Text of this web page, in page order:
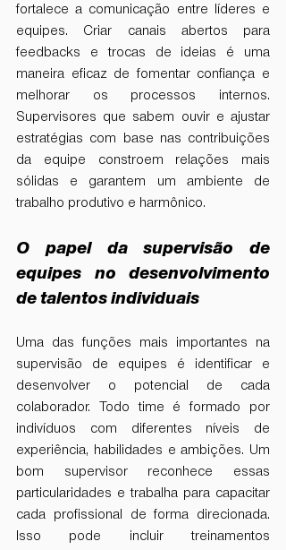
fortalece a comunicação entre líderes e
equipes. Criar canais abertos para
feedbacks e trocas de ideias é uma
maneira eficaz de fomentar confiança e
melhorar os processos internos.
Supervisores que sabem ouvir e ajustar
estratégias com base nas contribuições
da equipe constroem relações mais
sólidas e garantem um ambiente de
trabalho produtivo e harmônico.
O papel da supervisão de
equipes no desenvolvimento
de talentos individuais
Uma das funções mais importantes na
supervisão de equipes é identificar e
desenvolver o potencial de cada
colaborador. Todo time é formado por
indivíduos com diferentes níveis de
experiência, habilidades e ambições. Um
bom supervisor reconhece essas
particularidades e trabalha para capacitar
cada profissional de forma direcionada.
Isso pode incluir treinamentos